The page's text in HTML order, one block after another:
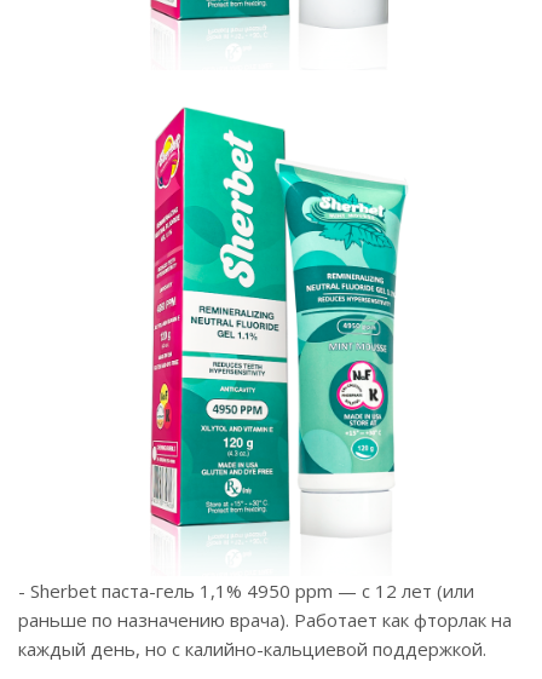
- Sherbet паста-гель 1,1% 4950 ppm — с 12 лет (или
раньше по назначению врача). Работает как фторлак на
каждый день, но с калийно-кальциевой поддержкой.